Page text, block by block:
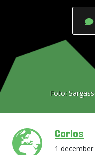
Foto:
Carlos
1